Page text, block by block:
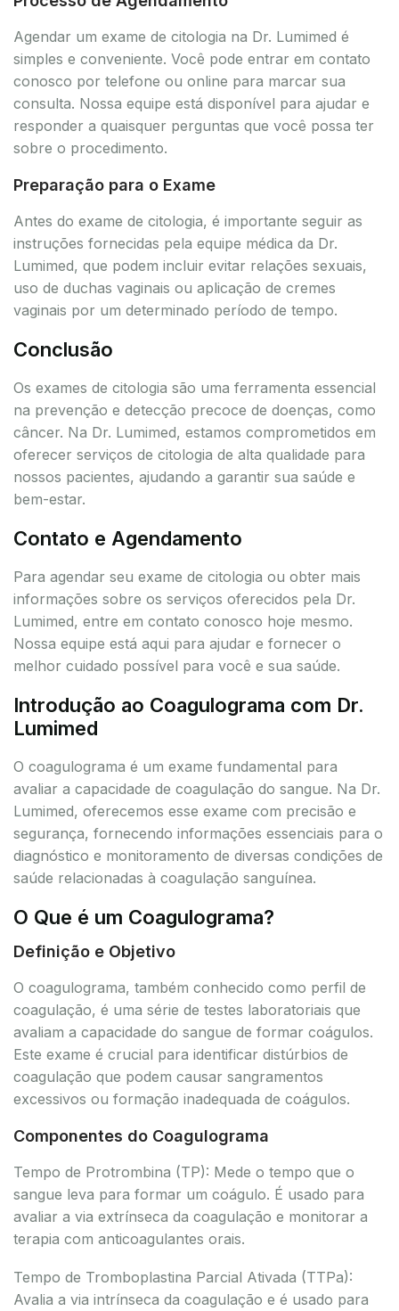
Agendar um exame de citologia na Dr. Lumimed é
simples e conveniente. Você pode entrar em contato
conosco por telefone ou online para marcar sua
consulta. Nossa equipe está disponível para ajudar e
responder a quaisquer perguntas que você possa ter
sobre o procedimento.
Preparação para o Exame
Antes do exame de citologia, é importante seguir as
instruções fornecidas pela equipe médica da Dr.
Lumimed, que podem incluir evitar relações sexuais,
uso de duchas vaginais ou aplicação de cremes
vaginais por um determinado período de tempo.
Conclusão
Os exames de citologia são uma ferramenta essencial
na prevenção e detecção precoce de doenças, como
câncer. Na Dr. Lumimed, estamos comprometidos em
oferecer serviços de citologia de alta qualidade para
nossos pacientes, ajudando a garantir sua saúde e
bem-estar.
Contato e Agendamento
Para agendar seu exame de citologia ou obter mais
informações sobre os serviços oferecidos pela Dr.
Lumimed, entre em contato conosco hoje mesmo.
Nossa equipe está aqui para ajudar e fornecer o
melhor cuidado possível para você e sua saúde.
Introdução ao Coagulograma com Dr.
Lumimed
O coagulograma é um exame fundamental para
avaliar a capacidade de coagulação do sangue. Na Dr.
Lumimed, oferecemos esse exame com precisão e
segurança, fornecendo informações essenciais para o
diagnóstico e monitoramento de diversas condições de
saúde relacionadas à coagulação sanguínea.
O Que é um Coagulograma?
Definição e Objetivo
O coagulograma, também conhecido como perfil de
coagulação, é uma série de testes laboratoriais que
avaliam a capacidade do sangue de formar coágulos.
Este exame é crucial para identificar distúrbios de
coagulação que podem causar sangramentos
excessivos ou formação inadequada de coágulos.
Componentes do Coagulograma
Tempo de Protrombina (TP): Mede o tempo que o
sangue leva para formar um coágulo. É usado para
avaliar a via extrínseca da coagulação e monitorar a
terapia com anticoagulantes orais.
Tempo de Tromboplastina Parcial Ativada (TTPa):
Avalia a via intrínseca da coagulação e é usado para